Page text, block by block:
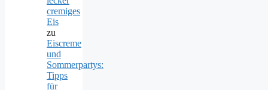
cremiges
Eis
zu
Eiscreme
und
Sommerpartys:
Tipps
für